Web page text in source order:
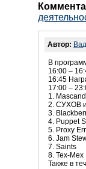
Автор: Вад
В
16:00 –
16:45
17:00 –
1.
2. СУХОВ
3.
4. Puppet
5. Proxy
6. Jam
7. Saints
8. Tex-Mex
Также в